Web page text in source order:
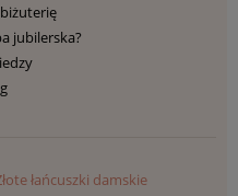
jubilerska?
łańcuszki damskie